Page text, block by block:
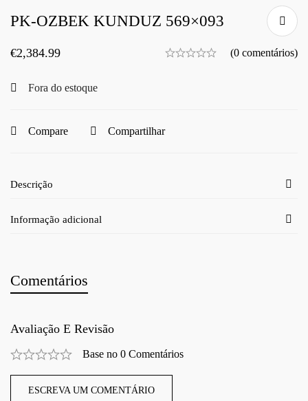
PK-OZBEK KUNDUZ 569×093
€2,384.99 (0 comentários)
Fora do estoque
Compare Compartilhar
Descrição
Informação adicional
Comentários
Avaliação E Revisão
Base no 0 Comentários
ESCREVA UM COMENTÁRIO